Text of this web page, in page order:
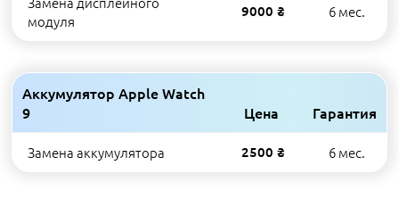
модуля
9000 ₴ 6 мес.
Аккумулятор Apple Watch
9
Цена Гарантия
Замена аккумулятора 2500 ₴ 6 мес.